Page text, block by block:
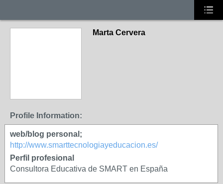
Marta Cervera
Profile Information:
web/blog personal;
http://www.smarttecnologiayeducacion.es/
Perfil profesional
Consultora Educativa de SMART en España